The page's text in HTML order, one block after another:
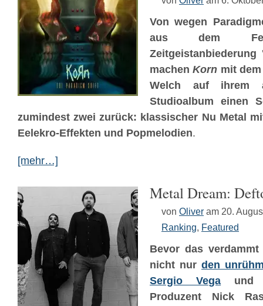
Von wegen
aus dem
Zeitgeistanbiederung
machenKorn mit
Welch auf ihrem
Studioalbum einen
zumindest zwei zurück: klassischer Nu Metal
Eelekro-Effekten und Popmelodien.
[mehr…]
Metal Dream:
von Oliver am 20.
Ranking, Featured
Bevor das
nicht nur den
Sergio Vega und
Produzent Nick